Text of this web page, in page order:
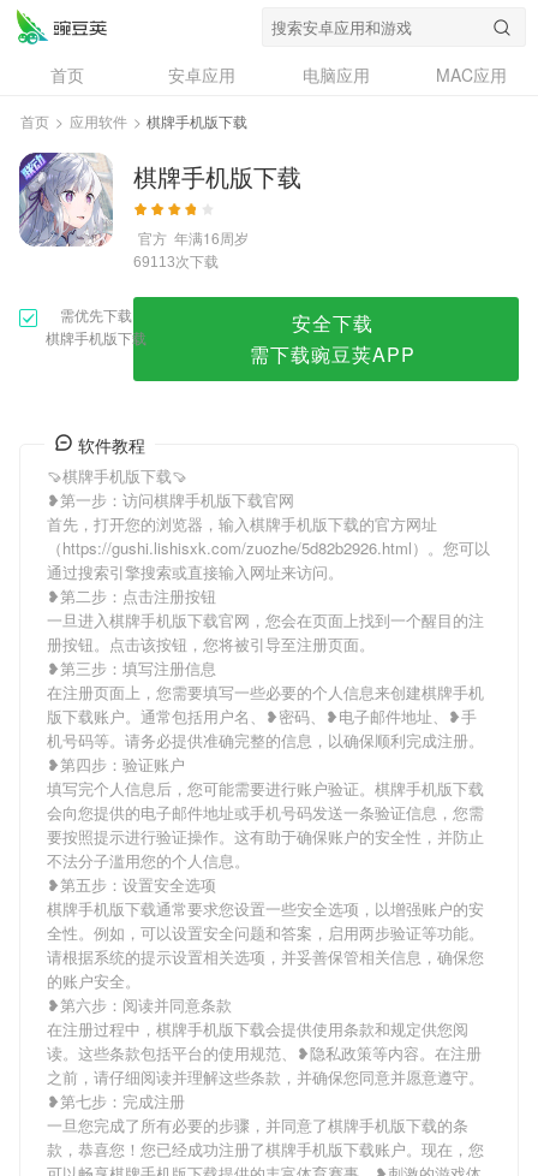
首页 安卓应用 电脑应用
MAC应用
资讯
专题
问答
首页 > 应用软件 > 棋牌手机版下载
棋牌手机版下载
官方 年满16周岁
69113次下载
需优先下载
棋牌手机版下载
安全下载
需下载豌豆荚APP
软件教程
🍠棋牌手机版下载🍠
❥第一步：访问棋牌手机版下载官网
首先，打开您的浏览器，输入棋牌手机版下载的官方网址
（https://gushi.lishisxk.com/zuozhe/5d82b2926.html）。您可以
通过搜索引擎搜索或直接输入网址来访问。
❥第二步：点击注册按钮
一旦进入棋牌手机版下载官网，您会在页面上找到一个醒目的注
册按钮。点击该按钮，您将被引导至注册页面。
❥第三步：填写注册信息
在注册页面上，您需要填写一些必要的个人信息来创建棋牌手机
版下载账户。通常包括用户名、❥密码、❥电子邮件地址、❥手
机号码等。请务必提供准确完整的信息，以确保顺利完成注册。
❥第四步：验证账户
填写完个人信息后，您可能需要进行账户验证。棋牌手机版下载
会向您提供的电子邮件地址或手机号码发送一条验证信息，您需
要按照提示进行验证操作。这有助于确保账户的安全性，并防止
不法分子滥用您的个人信息。
❥第五步：设置安全选项
棋牌手机版下载通常要求您设置一些安全选项，以增强账户的安
全性。例如，可以设置安全问题和答案，启用两步验证等功能。
请根据系统的提示设置相关选项，并妥善保管相关信息，确保您
的账户安全。
❥第六步：阅读并同意条款
在注册过程中，棋牌手机版下载会提供使用条款和规定供您阅
读。这些条款包括平台的使用规范、❥隐私政策等内容。在注册
之前，请仔细阅读并理解这些条款，并确保您同意并愿意遵守。
❥第七步：完成注册
一旦您完成了所有必要的步骤，并同意了棋牌手机版下载的条
款，恭喜您！您已经成功注册了棋牌手机版下载账户。现在，您